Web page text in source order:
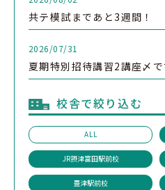
共テ模試まであと3週間！
2026/07/31
夏期特別招待講習2講座〆で
校舎で絞り込む
ALL
JR摂津富田駅前校
豊津駅前校